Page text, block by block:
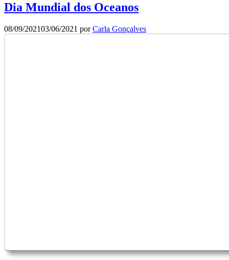
Dia Mundial dos Oceanos
08/09/202103/06/2021 porCarla Gonçalves